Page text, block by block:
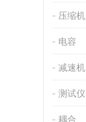
压缩机
电容
减速机
测试仪
耦合